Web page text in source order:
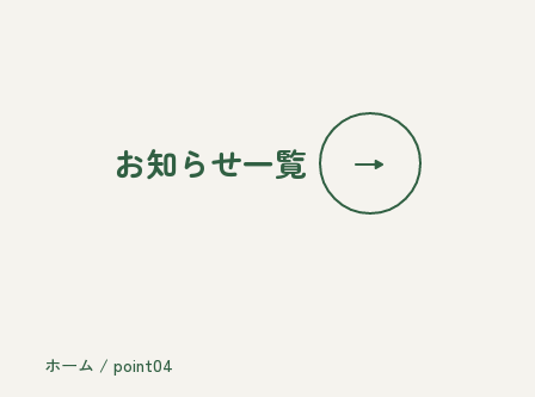
お知らせ一覧
ホーム / point04